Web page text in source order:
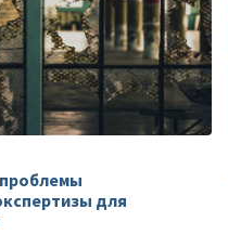
для